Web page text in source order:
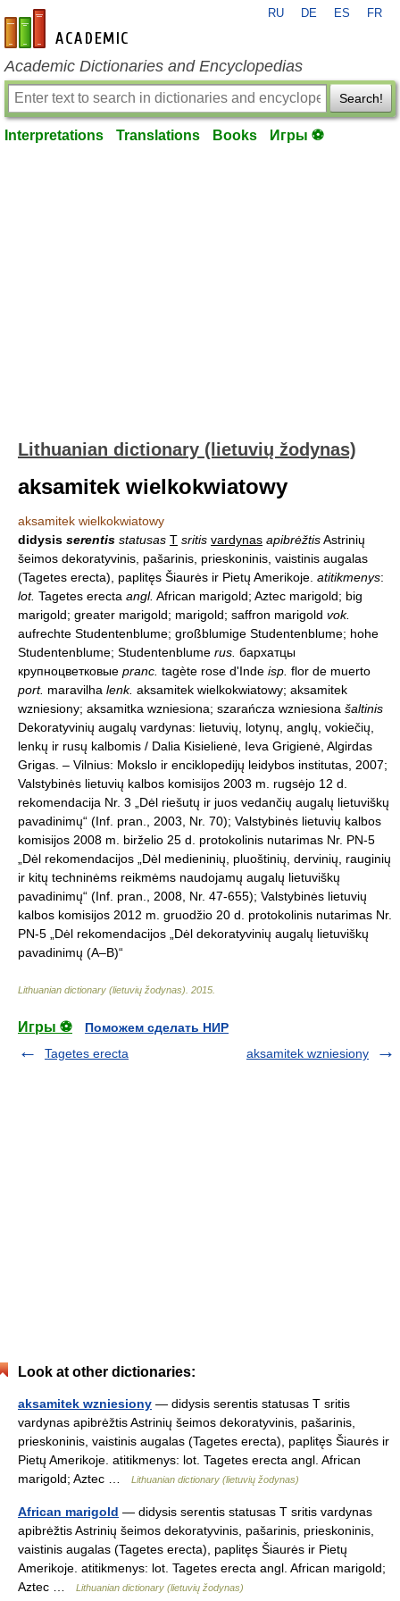
en-academic.com
RU DE ES FR
Academic Dictionaries and Encyclopedias
Search!
Interpretations Translations Books Игры ⚽
Lithuanian dictionary (lietuvių žodynas)
aksamitek wielkokwiatowy
aksamitek wielkokwiatowy
didysis serentis statusas T sritis vardynas apibrėžtisAstrinių
šeimos dekoratyvinis, pašarinis, prieskoninis, vaistinis augalas
(Tagetes erecta), paplitęs Šiaurės ir Pietų Amerikoje. atitikmenys:
lot. Tagetes erecta angl. African marigold; Aztec marigold; big
marigold; greater marigold; marigold; saffron marigold vok.
aufrechte Studentenblume; großblumige Studentenblume; hohe
Studentenblume; Studentenblume rus. бархатцы
крупноцветковые pranc. tagète rose d'Inde isp. flor de muerto
port. maravilha lenk. aksamitek wielkokwiatowy; aksamitek
wzniesiony; aksamitka wzniesiona; szarańcza wzniesiona šaltinis
Dekoratyvinių augalų vardynas: lietuvių, lotynų, anglų, vokiečių,
lenkų ir rusų kalbomis / Dalia Kisielienė, Ieva Grigienė, Algirdas
Grigas. – Vilnius: Mokslo ir enciklopedijų leidybos institutas, 2007;
Valstybinės lietuvių kalbos komisijos 2003 m. rugsėjo 12 d.
rekomendacija Nr. 3 „Dėl riešutų ir juos vedančių augalų lietuviškų
pavadinimų“ (Inf. pran., 2003, Nr. 70); Valstybinės lietuvių kalbos
komisijos 2008 m. birželio 25 d. protokolinis nutarimas Nr. PN-5
„Dėl rekomendacijos „Dėl medieninių, pluoštinių, dervinių, rauginių
ir kitų techninėms reikmėms naudojamų augalų lietuviškų
pavadinimų“ (Inf. pran., 2008, Nr. 47-655); Valstybinės lietuvių
kalbos komisijos 2012 m. gruodžio 20 d. protokolinis nutarimas Nr.
PN-5 „Dėl rekomendacijos „Dėl dekoratyvinių augalų lietuviškų
pavadinimų (A–B)“
Lithuanian dictionary (lietuvių žodynas) 2015
Игры ⚽
Поможем сделать НИР
Tagetes erecta
aksamitek wzniesiony
Look at other dictionaries:
aksamitek wzniesiony — didysis serentis statusas T sritis
vardynas apibrėžtis Astrinių šeimos dekoratyvinis, pašarinis,
prieskoninis, vaistinis augalas (Tagetes erecta), paplitęs Šiaurės ir
Pietų Amerikoje. atitikmenys: lot. Tagetes erecta angl. African
marigold; Aztec …
Lithuanian dictionary (lietuvių žodynas)
African marigold — didysis serentis statusas T sritis vardynas
apibrėžtis Astrinių šeimos dekoratyvinis, pašarinis, prieskoninis,
vaistinis augalas (Tagetes erecta), paplitęs Šiaurės ir Pietų
Amerikoje. atitikmenys: lot. Tagetes erecta angl. African marigold;
Aztec …
Lithuanian dictionary (lietuvių žodynas)